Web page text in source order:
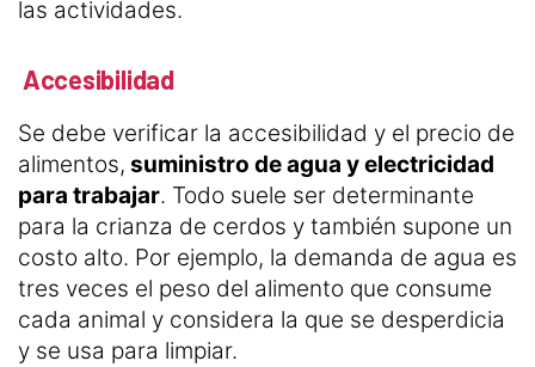
las actividades.
Accesibilidad
Se debe verificar la accesibilidad y el precio de
alimentos, suministro de agua y electricidad
para trabajar. Todo suele ser determinante
para la crianza de cerdos y también supone un
costo alto. Por ejemplo, la demanda de agua es
tres veces el peso del alimento que consume
cada animal y considera la que se desperdicia
y se usa para limpiar.